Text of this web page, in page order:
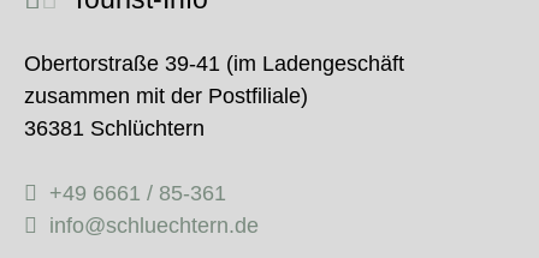
Obertorstraße 39-41 (im Ladengeschäft
zusammen mit der Postfiliale)
36381 Schlüchtern
+49 6661 / 85-361
info@schluechtern.de